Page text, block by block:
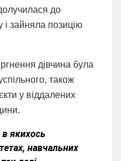
до
і зайняла позицію
дівчина була
також
у віддалених
якихось
навчальних